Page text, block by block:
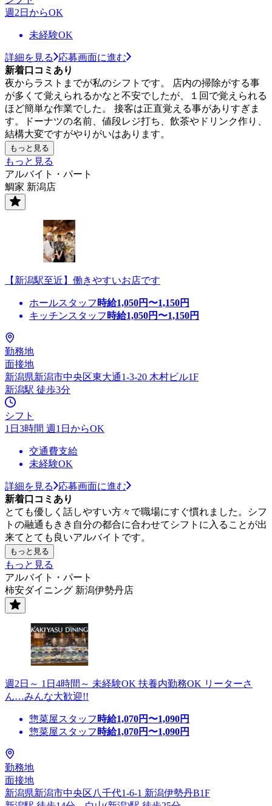
週2日からOK
未経験OK
詳細を見る
応募画面に進む
新着口コミあり
夜からラストまでが私のシフトです。 店内の掃除がする事
が多くて覚えられるかなと不安でしたが、１回で覚えられる
ほど簡単な作業でした。 接客は正直覚える事がありすぎま
す。ドーナツの名前、値段レジ打ち、飲茶やドリンク作り、
結構大変ですがやりがいはあります。
もっと見る
もっと見る
アルバイト・パート
鯛家 新潟店
【新潟駅至近】働きやすいお店です
ホールスタッフ 時給1,050円〜1,150円
キッチンスタッフ 時給1,050円〜1,150円
勤務地
面接地
新潟県新潟市中央区東大通1-3-20 木村ビル1F
新潟駅 徒歩3分
シフト
1日3時間 週1日からOK
交通費支給
未経験OK
詳細を見る
応募画面に進む
新着口コミあり
とても優しく話しやすい方々で職場にすぐ慣れました。シフ
トの融通もきき自分の都合に合わせてシフトに入ることが出
来てとても良いアルバイトです。
もっと見る
もっと見る
アルバイト・パート
柿安ダイニング 新潟伊勢丹店
週2日～ 1日4時間～ 未経験OK 扶養内勤務OK リーターさ
ん…みんな大歓迎!!
惣菜屋スタッフ 時給1,070円〜1,090円
惣菜屋スタッフ 時給1,070円〜1,090円
勤務地
面接地
新潟県新潟市中央区八千代1-6-1 新潟伊勢丹B1F